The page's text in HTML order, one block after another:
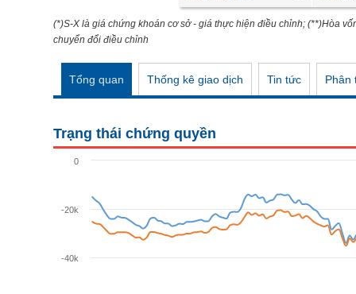
(*)S-X là giá chứng khoán cơ sở - giá thực hiện điều chỉnh; (**)Hòa
chuyển đổi điều chỉnh
Tổng quan Thống kê giao dịch Tin tức Phân
Trạng thái chứng quyền
-40k
-20k
0
PHÂN TÍCH
VS-SECTOR
NGUYÊN VẬT LIỆU
TIÊU DÙNG KHÔNG THIẾT YẾU
TIÊU DÙNG THIẾT YẾU